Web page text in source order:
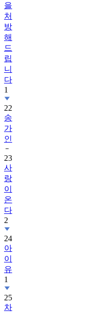
을
처
방
해
드
립
니
다
1
22
송
가
인
23
사
랑
이
온
다
2
24
아
이
유
1
25
차